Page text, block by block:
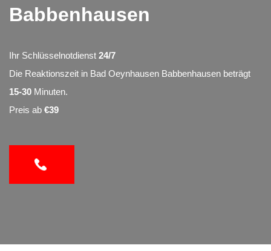
Babbenhausen
Ihr Schlüsselnotdienst 24/7
Die Reaktionszeit in Bad Oeynhausen Babbenhausen beträgt
15-30 Minuten.
Preis ab €39